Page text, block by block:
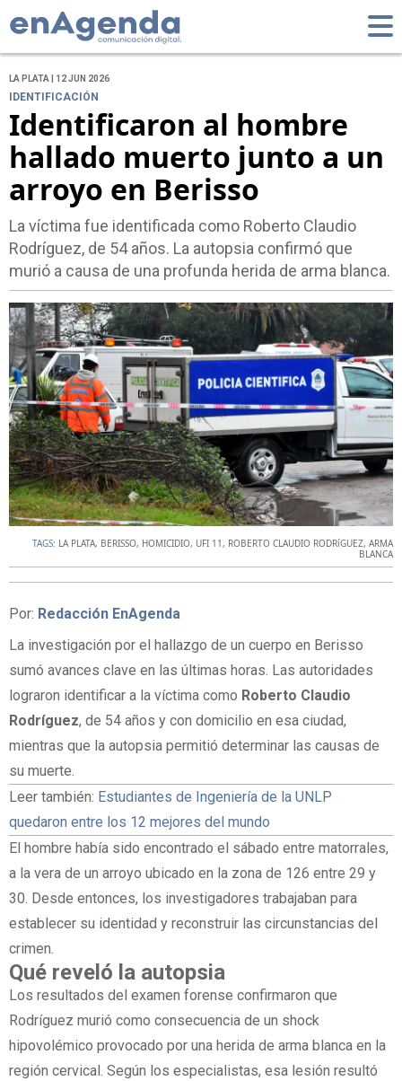
LA PLATA | 12 JUN 2026
IDENTIFICACIÓN
Identificaron al hombre
hallado muerto junto a un
arroyo en Berisso
La víctima fue identificada como Roberto Claudio
Rodríguez, de 54 años. La autopsia confirmó que
murió a causa de una profunda herida de arma blanca.
TAGS: LA PLATA, BERISSO, HOMICIDIO, UFI 11, ROBERTO CLAUDIO RODRíGUEZ, ARMA
BLANCA
Por: Redacción EnAgenda
La investigación por el hallazgo de un cuerpo en Berisso
sumó avances clave en las últimas horas. Las autoridades
lograron identificar a la víctima como Roberto Claudio
Rodríguez, de 54 años y con domicilio en esa ciudad,
mientras que la autopsia permitió determinar las causas de
su muerte.
Leer también: Estudiantes de Ingeniería de la UNLP
quedaron entre los 12 mejores del mundo
El hombre había sido encontrado el sábado entre matorrales,
a la vera de un arroyo ubicado en la zona de 126 entre 29 y
30. Desde entonces, los investigadores trabajaban para
establecer su identidad y reconstruir las circunstancias del
crimen.
Qué reveló la autopsia
Los resultados del examen forense confirmaron que
Rodríguez murió como consecuencia de un shock
hipovolémico provocado por una herida de arma blanca en la
región cervical. Según los especialistas, esa lesión resultó